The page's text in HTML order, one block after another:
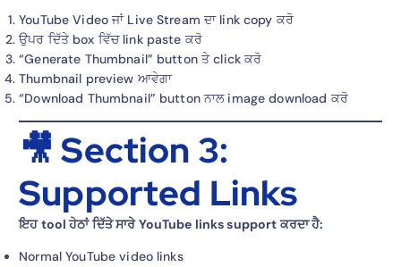
YouTube Video ਜਾਂ Live Stream ਦਾ link copy ਕਰੋ
ਉਪਰ ਦਿੱਤੇ box ਵਿੱਚ link paste ਕਰੋ
“Generate Thumbnail” button ਤੇ click ਕਰੋ
Thumbnail preview ਆਵੇਗਾ
“Download Thumbnail” button ਨਾਲ image download ਕਰੋ
🎥 Section 3:
Supported Links
ਇਹ tool ਹੇਠਾਂ ਦਿੱਤੇ ਸਾਰੇ YouTube links support ਕਰਦਾ ਹੈ:
Normal YouTube video links